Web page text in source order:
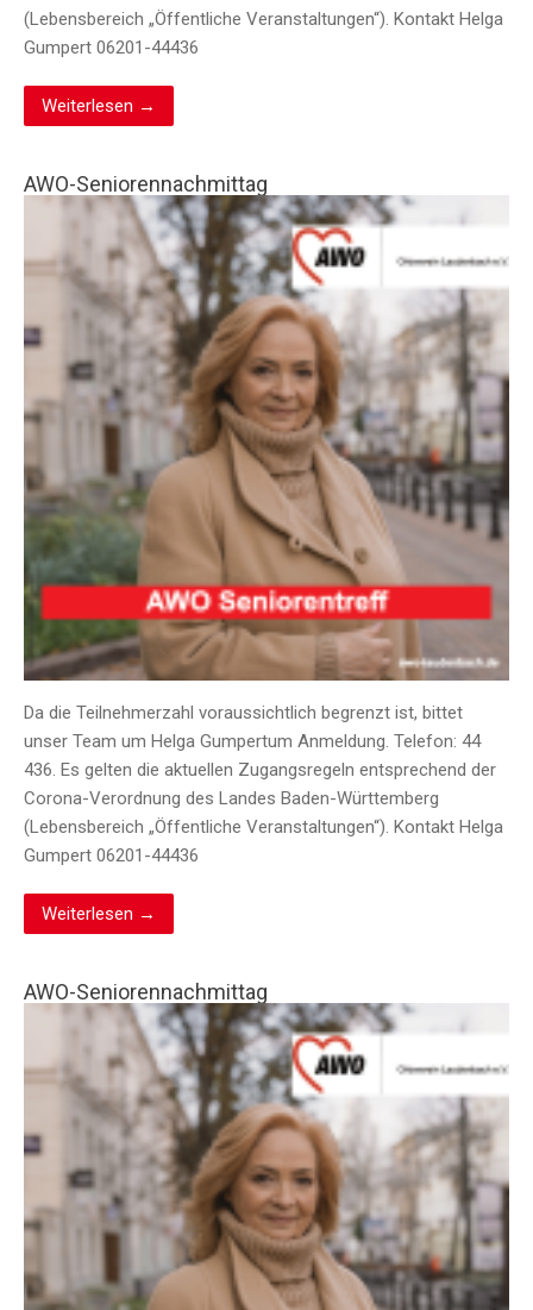
(Lebensbereich „Öffentliche Veranstaltungen“). Kontakt Helga
Gumpert 06201-44436
Weiterlesen →
AWO-Seniorennachmittag
Da die Teilnehmerzahl voraussichtlich begrenzt ist, bittet
unser Team um Helga Gumpertum Anmeldung. Telefon: 44
436. Es gelten die aktuellen Zugangsregeln entsprechend der
Corona-Verordnung des Landes Baden-Württemberg
(Lebensbereich „Öffentliche Veranstaltungen“). Kontakt Helga
Gumpert 06201-44436
Weiterlesen →
AWO-Seniorennachmittag